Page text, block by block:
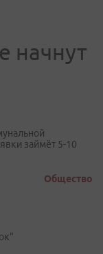
начнут
займёт 5-10
Общество